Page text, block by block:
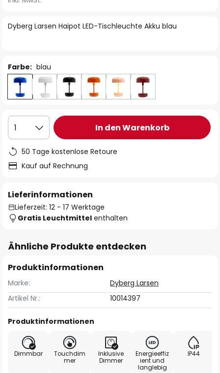
springen
Dyberg Larsen Haipot LED-Tischleuchte Akku blau
Farbe: blau
1 In den Warenkorb
50 Tage kostenlose Retoure
Kauf auf Rechnung
Lieferinformationen
Lieferzeit: 12 - 17 Werktage
Gratis Leuchtmittel enthalten
Ähnliche Produkte entdecken
Produktinformationen
Marke:
Dyberg Larsen
Artikel Nr.:
10014397
Produktinformationen
Dimmbar
Touchdim
mer
Inklusive
Dimmer
Energieeffiz
ient und
langlebig
IP44